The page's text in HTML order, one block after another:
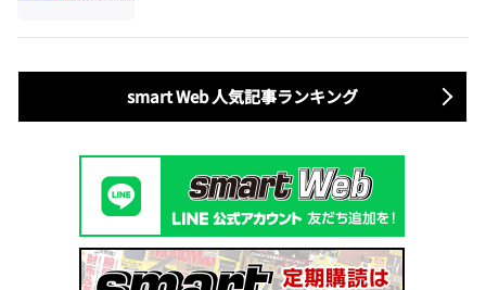
smart Web 人気記事ランキング